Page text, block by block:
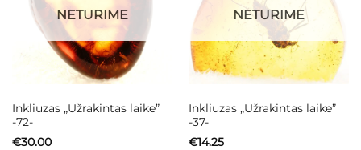
NETURIME
Inkliuzas „Užrakintas laike”
-72-
€30.00
NETURIME
Inkliuzas „Užrakintas laike”
-37-
€14.25